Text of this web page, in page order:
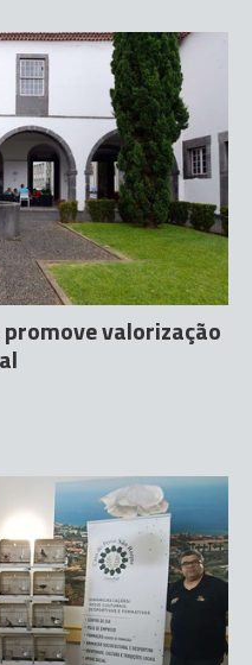
valorização